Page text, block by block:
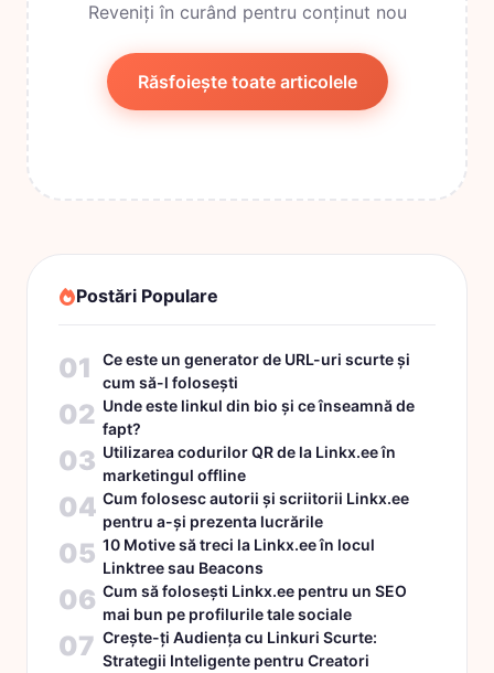
Reveniți în curând pentru conținut nou
Răsfoiește toate articolele
Postări Populare
01
Ce este un generator de URL-uri scurte și
cum să-l folosești
02 Unde este linkul din bio și ce înseamnă de
fapt?
03 Utilizarea codurilor QR de la Linkx.ee în
marketingul offline
04 Cum folosesc autorii și scriitorii Linkx.ee
pentru a-și prezenta lucrările
05 10 Motive să treci la Linkx.ee în locul
Linktree sau Beacons
06 Cum să folosești Linkx.ee pentru un SEO
mai bun pe profilurile tale sociale
07 Crește-ți Audiența cu Linkuri Scurte:
Strategii Inteligente pentru Creatori